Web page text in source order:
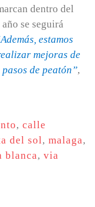
dentro del
se seguirá
estamos
mejoras de
de peatón”,
, calle
del sol, malaga,
blanca, via